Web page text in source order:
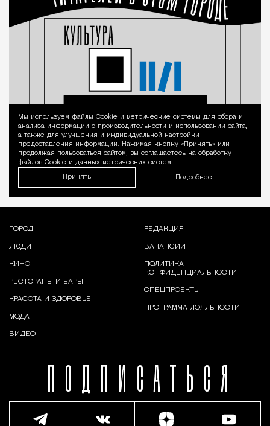
Уведомление
Мы используем файлы Сookie и метрические системы для сбора и
анализа информации о производительности и использовании сайта,
а также для улучшения и индивидуальной настройки
предоставления информации. Нажимая кнопку «Принять» или
продолжая пользоваться сайтом, вы соглашаетесь на обработку
файлов Cookie и данных метрических систем.
Принять Подробнее
ПОДПИСАТЬСЯ
ГОРОД
ЛЮДИ
КИНО
РЕСТОРАНЫ И БАРЫ
КРАСОТА И ЗДОРОВЬЕ
МОДА
ВИДЕО
РЕДАКЦИЯ
ВАКАНСИИ
ПОЛИТИКА
КОНФИДЕНЦИАЛЬНОСТИ
СПЕЦПРОЕКТЫ
ПРОГРАММА ЛОЯЛЬНОСТИ